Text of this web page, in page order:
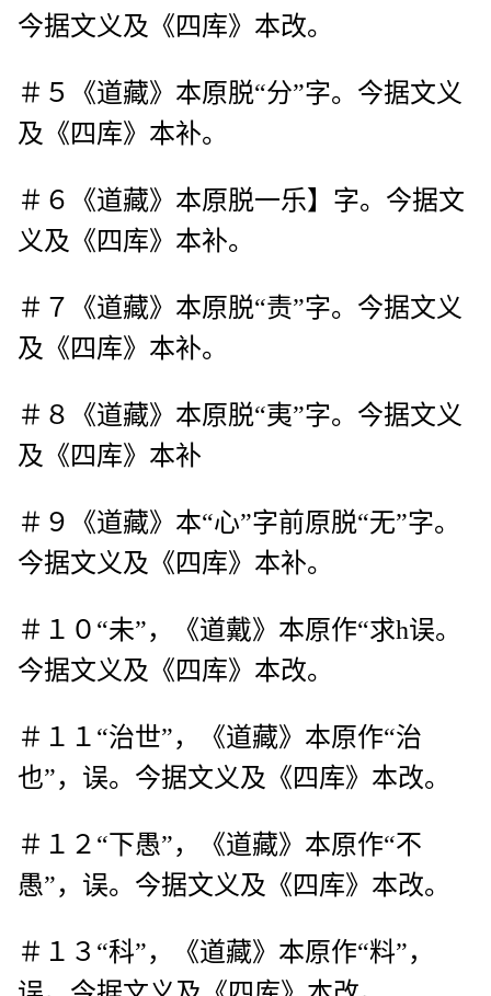
今据文义及《四库》本改。
＃５《道藏》本原脱“分”字。今据文义
及《四库》本补。
＃６《道藏》本原脱一乐】字。今据文
义及《四库》本补。
＃７《道藏》本原脱“责”字。今据文义
及《四库》本补。
＃８《道藏》本原脱“夷”字。今据文义
及《四库》本补
＃９《道藏》本“心”字前原脱“无”字。
今据文义及《四库》本补。
＃１０“未”，《道戴》本原作“求h误。
今据文义及《四库》本改。
＃１１“治世”，《道藏》本原作“治
也”，误。今据文义及《四库》本改。
＃１２“下愚”，《道藏》本原作“不
愚”，误。今据文义及《四库》本改。
＃１３“科”，《道藏》本原作“料”，